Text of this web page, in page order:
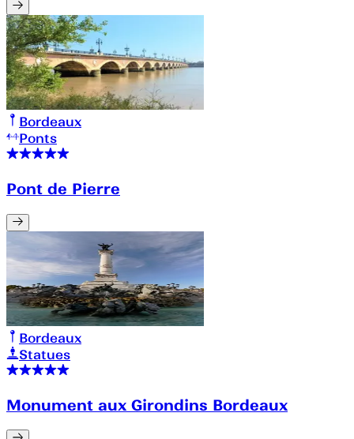
Bordeaux
Ponts
Pont de Pierre
Bordeaux
Statues
Monument aux Girondins Bordeaux